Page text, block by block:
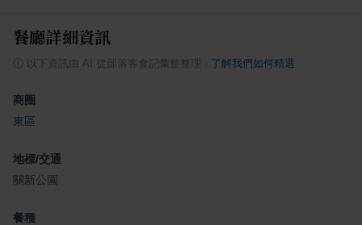
餐廳詳細資訊
ⓘ 以下資訊由 AI 從部落客食記彙整整理 了解我們如何精選
商圈
東區
地標/交通
關新公園
餐種